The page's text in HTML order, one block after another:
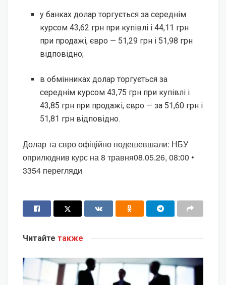
у банках долар торгується за середнім
курсом 43,62 грн при купівлі і 44,11 грн
при продажі, євро — 51,29 грн і 51,98 грн
відповідно;
в обмінниках долар торгується за
середнім курсом 43,75 грн при купівлі і
43,85 грн при продажі, євро — за 51,60 грн і
51,81 грн відповідно.
Долар та євро офіційно подешевшали: НБУ
оприлюднив курс на 8 травня08.05.26, 08:00 •
3354 перегляди
Читайте также